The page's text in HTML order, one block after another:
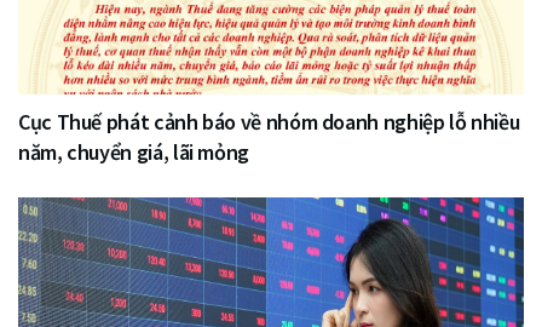
Cục Thuế phát cảnh báo về nhóm doanh nghiệp lỗ nhiều
năm, chuyển giá, lãi mỏng